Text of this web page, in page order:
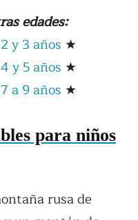
edades:
y 3 años ★
y 5 años ★
a 9 años ★
para niños
rusa de